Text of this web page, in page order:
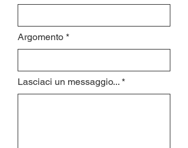
Argomento
Lasciaci un messaggio...